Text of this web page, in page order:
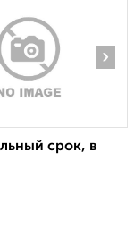
›
срок, в